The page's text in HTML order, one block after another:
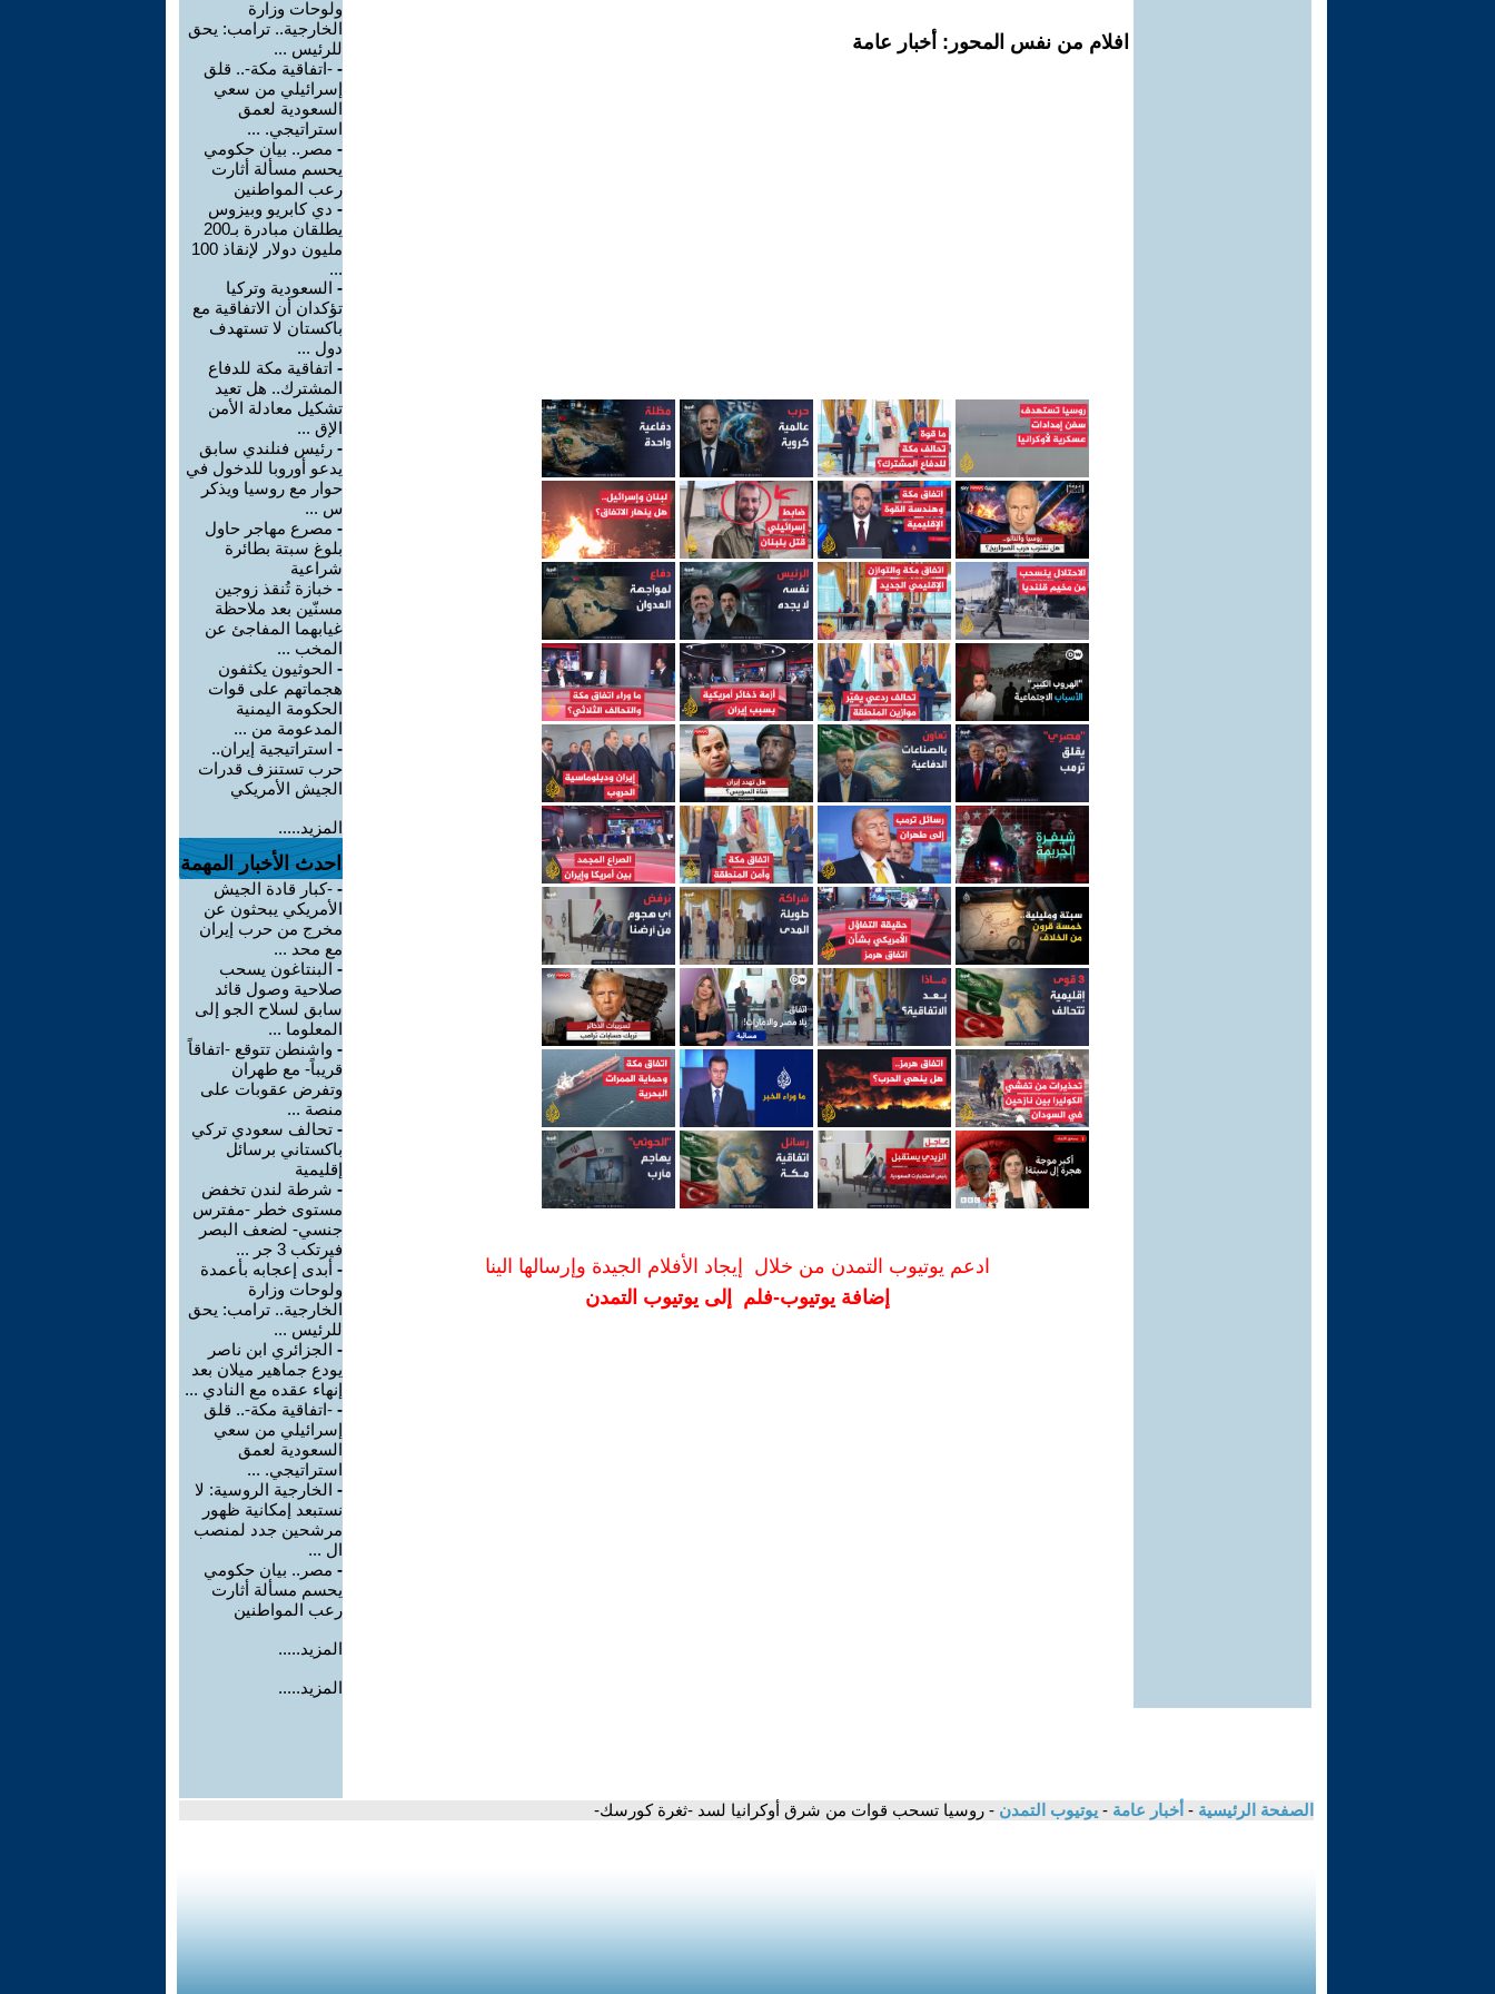
افلام من نفس المحور: أخبار عامة
ادعم يوتيوب التمدن من خلال إيجاد الأفلام الجيدة وإرسالها الينا
إضافة يوتيوب-فلم إلى يوتيوب التمدن
ولوحات وزارة
الخارجية.. ترامب: يحق
للرئيس ...
- -اتفاقية مكة-.. قلق
إسرائيلي من سعي
السعودية لعمق
استراتيجي. ...
- مصر.. بيان حكومي
يحسم مسألة أثارت
رعب المواطنين
- دي كابريو وبيزوس
يطلقان مبادرة بـ200
مليون دولار لإنقاذ 100
...
- السعودية وتركيا
تؤكدان أن الاتفاقية مع
باكستان لا تستهدف
دول ...
- اتفاقية مكة للدفاع
المشترك.. هل تعيد
تشكيل معادلة الأمن
الإق ...
- رئيس فنلندي سابق
يدعو أوروبا للدخول في
حوار مع روسيا ويذكر
س ...
- مصرع مهاجر حاول
بلوغ سبتة بطائرة
شراعية
- خبازة تُنقذ زوجين
مسنّين بعد ملاحظة
غيابهما المفاجئ عن
المخب ...
- الحوثيون يكثفون
هجماتهم على قوات
الحكومة اليمنية
المدعومة من ...
- استراتيجية إيران..
حرب تستنزف قدرات
الجيش الأمريكي
المزيد.....
احدث الأخبار المهمة
- -كبار قادة الجيش
الأمريكي يبحثون عن
مخرج من حرب إيران
مع محد ...
- البنتاغون يسحب
صلاحية وصول قائد
سابق لسلاح الجو إلى
المعلوما ...
- واشنطن تتوقع -اتفاقاً
قريباً- مع طهران
وتفرض عقوبات على
منصة ...
- تحالف سعودي تركي
باكستاني برسائل
إقليمية
- شرطة لندن تخفض
مستوى خطر -مفترس
جنسي- لضعف البصر
فيرتكب 3 جر ...
- أبدى إعجابه بأعمدة
ولوحات وزارة
الخارجية.. ترامب: يحق
للرئيس ...
- الجزائري ابن ناصر
يودع جماهير ميلان بعد
إنهاء عقده مع النادي ...
- -اتفاقية مكة-.. قلق
إسرائيلي من سعي
السعودية لعمق
استراتيجي. ...
- الخارجية الروسية: لا
نستبعد إمكانية ظهور
مرشحين جدد لمنصب
ال ...
- مصر.. بيان حكومي
يحسم مسألة أثارت
رعب المواطنين
المزيد.....
المزيد.....
الصفحة الرئيسية - أخبار عامة - يوتيوب التمدن - روسيا تسحب قوات من شرق أوكرانيا لسد -ثغرة كورسك-